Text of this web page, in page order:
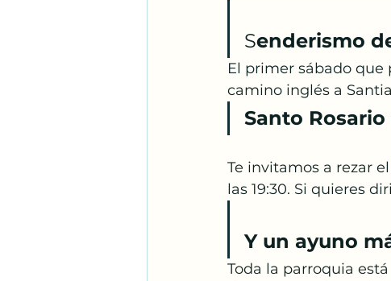
Senderismo
El primer sábado que
camino inglés a
Santo
Te invitamos a rezar
las 19:30. Si quieres
Y un ayuno
Toda la parroquia